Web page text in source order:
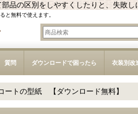
品の区別をしやすくしたりと、失敗
と無料で使えます。
質問 ダウンロードで困ったら 衣装別改
ートの型紙 【ダウンロード無料】